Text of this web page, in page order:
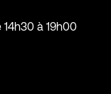
à 19h00